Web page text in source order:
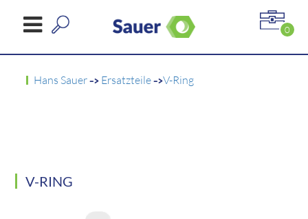
0
Hans Sauer-> Ersatzteile->V-Ring
V-RING